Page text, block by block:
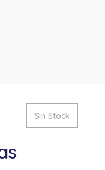
Sin Stock